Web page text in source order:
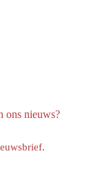
ons nieuws?